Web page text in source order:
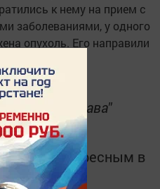
к нему на прием с
заболеваниями, у одного
опухоль. Его направили
слава"
и интересным в